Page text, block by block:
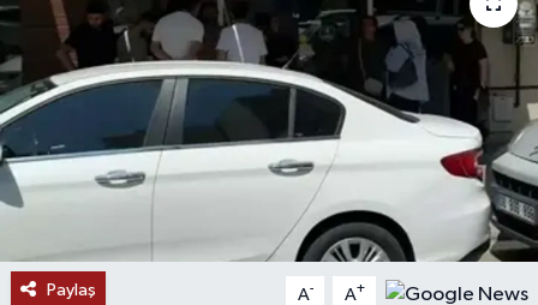
Paylaş A- A+